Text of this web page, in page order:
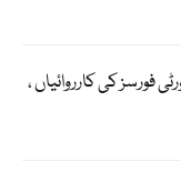
فورسز کی کارروائیاں ،